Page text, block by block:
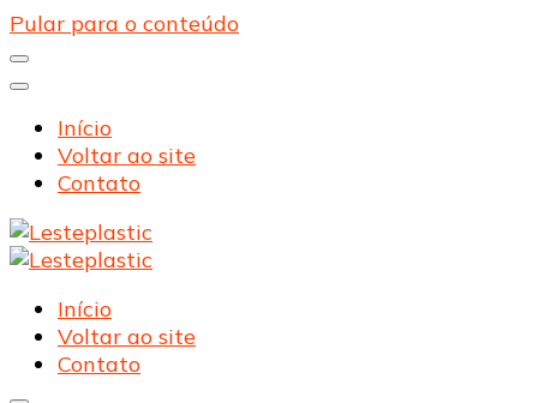
Pular para o conteúdo
Início
Voltar ao site
Contato
Lesteplastic
Blog – Lesteplastic
Lesteplastic
Blog – Lesteplastic
Início
Voltar ao site
Contato